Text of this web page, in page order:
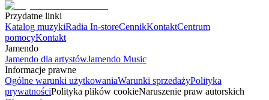
Przydatne linki
Katalog muzykiRadia In-storeCennikKontaktCentrum
pomocyKontakt
Jamendo
Jamendo dla artystówJamendo Music
Informacje prawne
Ogólne warunki użytkowaniaWarunki sprzedażyPolityka
prywatnościPolityka plików cookieNaruszenie praw autorskich